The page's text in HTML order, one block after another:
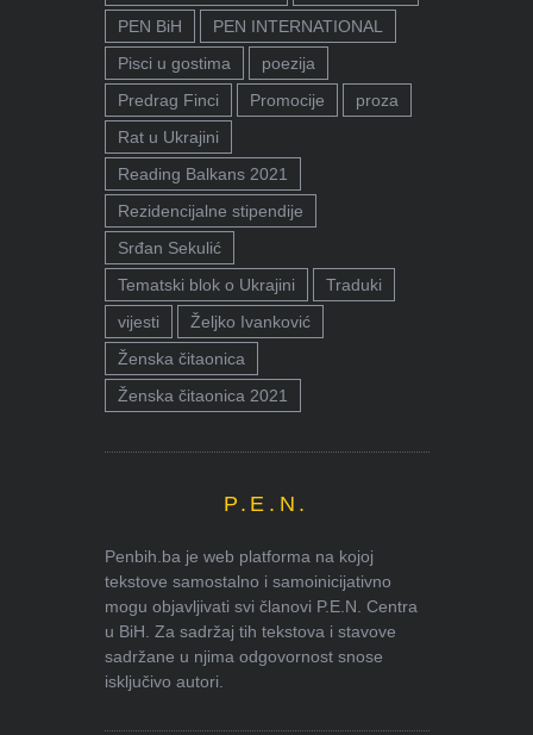
PEN BiH
PEN INTERNATIONAL
Pisci u gostima
poezija
Predrag Finci
Promocije
proza
Rat u Ukrajini
Reading Balkans 2021
Rezidencijalne stipendije
Srđan Sekulić
Tematski blok o Ukrajini
Traduki
vijesti
Željko Ivanković
Ženska čitaonica
Ženska čitaonica 2021
P.E.N.
Penbih.ba je web platforma na kojoj
tekstove samostalno i samoinicijativno
mogu objavljivati svi članovi P.E.N. Centra
u BiH. Za sadržaj tih tekstova i stavove
sadržane u njima odgovornost snose
isključivo autori.